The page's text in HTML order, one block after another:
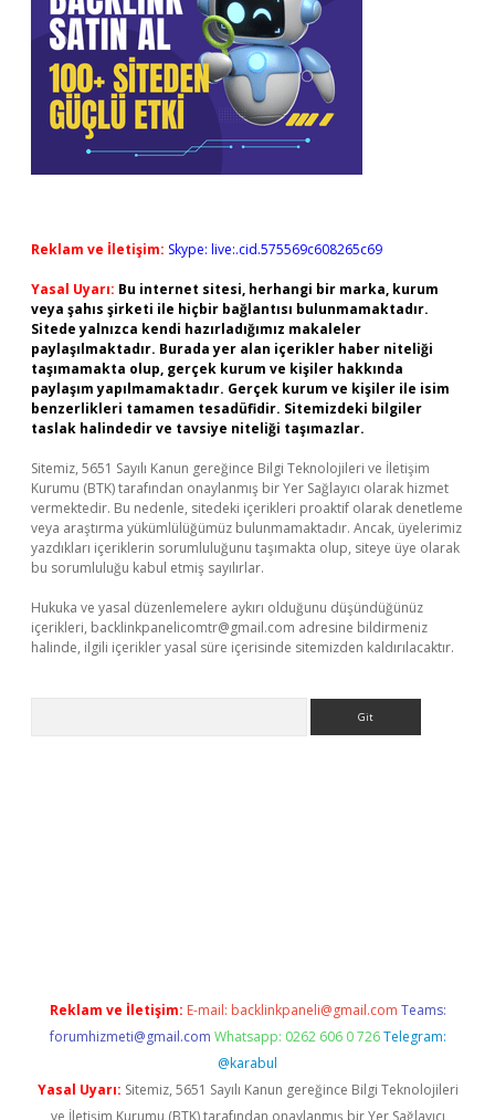
Reklam ve İletişim: Skype: live:.cid.575569c608265c69
Yasal Uyarı: Bu internet sitesi, herhangi bir marka, kurum
veya şahıs şirketi ile hiçbir bağlantısı bulunmamaktadır.
Sitede yalnızca kendi hazırladığımız makaleler
paylaşılmaktadır. Burada yer alan içerikler haber niteliği
taşımamakta olup, gerçek kurum ve kişiler hakkında
paylaşım yapılmamaktadır. Gerçek kurum ve kişiler ile isim
benzerlikleri tamamen tesadüfidir. Sitemizdeki bilgiler
taslak halindedir ve tavsiye niteliği taşımazlar.
Sitemiz, 5651 Sayılı Kanun gereğince Bilgi Teknolojileri ve İletişim
Kurumu (BTK) tarafından onaylanmış bir Yer Sağlayıcı olarak hizmet
vermektedir. Bu nedenle, sitedeki içerikleri proaktif olarak denetleme
veya araştırma yükümlülüğümüz bulunmamaktadır. Ancak, üyelerimiz
yazdıkları içeriklerin sorumluluğunu taşımakta olup, siteye üye olarak
bu sorumluluğu kabul etmiş sayılırlar.
Hukuka ve yasal düzenlemelere aykırı olduğunu düşündüğünüz
içerikleri, backlinkpanelicomtr@gmail.com adresine bildirmeniz
halinde, ilgili içerikler yasal süre içerisinde sitemizden kaldırılacaktır.
Reklam ve İletişim: E-mail: backlinkpaneli@gmail.com Teams:
forumhizmeti@gmail.com Whatsapp: 0262 606 0 726 Telegram:
@karabul
Yasal Uyarı: Sitemiz, 5651 Sayılı Kanun gereğince Bilgi Teknolojileri
ve İletişim Kurumu (BTK) tarafından onaylanmış bir Yer Sağlayıcı